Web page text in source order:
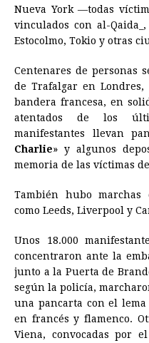
Nueva York —todas
vinculados con al-
Estocolmo, Tokio y otras
Centenares de personas
de Trafalgar en
bandera francesa, en
atentados de los
manifestantes llevan
Charlie» y algunos
memoria de las víctimas
También hubo marchas
como Leeds, Liverpool y
Unos 18.000
concentraron ante la
junto a la Puerta de
según la policía,
una pancarta con el
en francés y flamenco.
Viena, convocadas por